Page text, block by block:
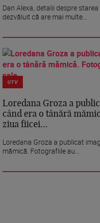
Dan Alexa, detalii despre
dezvăluit că are mai multe...
UTV
Loredana Groza a
când era o tânără
ziua fiicei...
Loredana Groza a publicat
mămică. Fotografiile au...